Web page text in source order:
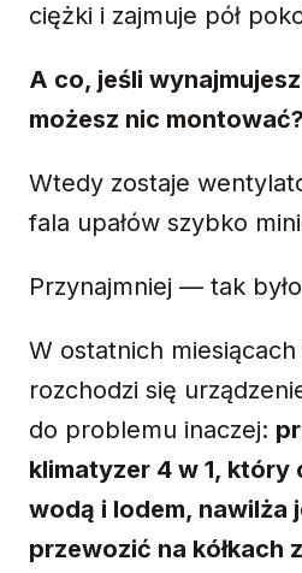
ciężki i zajmuje pół
A co, jeśli
możesz nic montować?
Wtedy zostaje
fala upałów szybko
Przynajmniej — tak
W ostatnich
rozchodzi się
do problemu inaczej:
klimatyzer 4 w 1, który
wodą i lodem, nawilża
przewozić na kółkach